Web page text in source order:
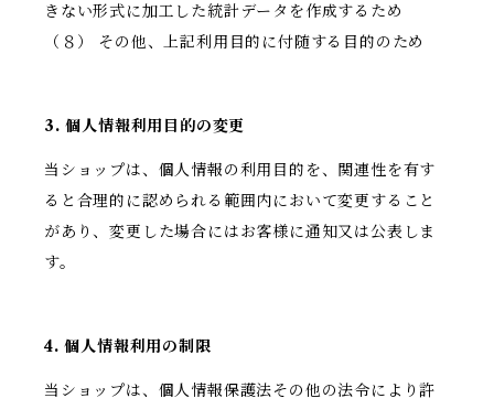
きない形式に加工した統計データを作成するため
（８） その他、上記利用目的に付随する目的のため
3. 個人情報利用目的の変更
当ショップは、個人情報の利用目的を、関連性を有す
ると合理的に認められる範囲内において変更すること
があり、変更した場合にはお客様に通知又は公表しま
す。
4. 個人情報利用の制限
当ショップは、個人情報保護法その他の法令により許